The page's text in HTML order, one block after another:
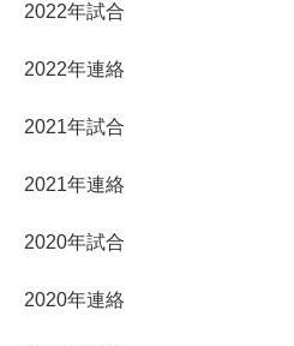
2022年試合
2022年連絡
2021年試合
2021年連絡
2020年試合
2020年連絡